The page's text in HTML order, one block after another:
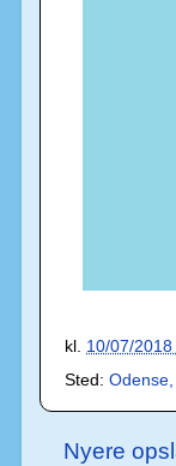
kl. 10/07/
Sted:
Nyere